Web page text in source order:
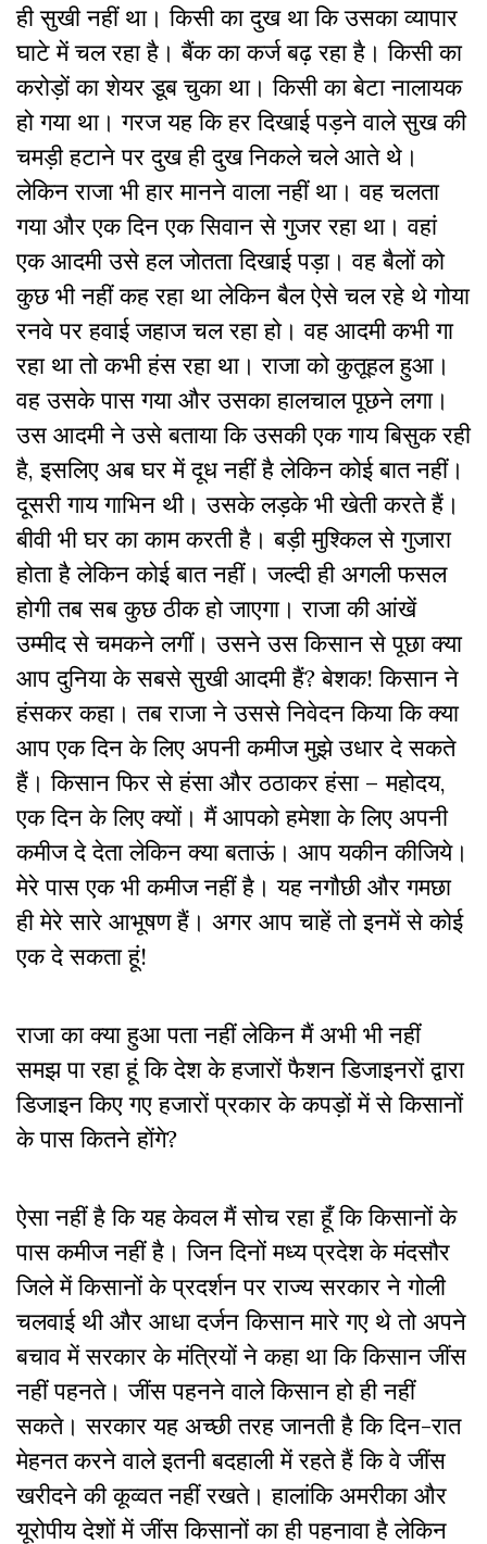
ही सुखी नहीं था। किसी का दुख था कि उसका व्यापार
घाटे में चल रहा है। बैंक का कर्ज बढ़ रहा है। किसी का
करोड़ों का शेयर डूब चुका था। किसी का बेटा नालायक
हो गया था। गरज यह कि हर दिखाई पड़ने वाले सुख की
चमड़ी हटाने पर दुख ही दुख निकले चले आते थे।
लेकिन राजा भी हार मानने वाला नहीं था। वह चलता
गया और एक दिन एक सिवान से गुजर रहा था। वहां
एक आदमी उसे हल जोतता दिखाई पड़ा। वह बैलों को
कुछ भी नहीं कह रहा था लेकिन बैल ऐसे चल रहे थे गोया
रनवे पर हवाई जहाज चल रहा हो। वह आदमी कभी गा
रहा था तो कभी हंस रहा था। राजा को कुतूहल हुआ।
वह उसके पास गया और उसका हालचाल पूछने लगा।
उस आदमी ने उसे बताया कि उसकी एक गाय बिसुक रही
है, इसलिए अब घर में दूध नहीं है लेकिन कोई बात नहीं।
दूसरी गाय गाभिन थी। उसके लड़के भी खेती करते हैं।
बीवी भी घर का काम करती है। बड़ी मुश्किल से गुजारा
होता है लेकिन कोई बात नहीं। जल्दी ही अगली फसल
होगी तब सब कुछ ठीक हो जाएगा। राजा की आंखें
उम्मीद से चमकने लगीं। उसने उस किसान से पूछा क्या
आप दुनिया के सबसे सुखी आदमी हैं? बेशक! किसान ने
हंसकर कहा। तब राजा ने उससे निवेदन किया कि क्या
आप एक दिन के लिए अपनी कमीज मुझे उधार दे सकते
हैं। किसान फिर से हंसा और ठठाकर हंसा – महोदय,
एक दिन के लिए क्यों। मैं आपको हमेशा के लिए अपनी
कमीज दे देता लेकिन क्या बताऊं। आप यकीन कीजिये।
मेरे पास एक भी कमीज नहीं है। यह नगौछी और गमछा
ही मेरे सारे आभूषण हैं। अगर आप चाहें तो इनमें से कोई
एक दे सकता हूं!
राजा का क्या हुआ पता नहीं लेकिन मैं अभी भी नहीं
समझ पा रहा हूं कि देश के हजारों फैशन डिजाइनरों द्वारा
डिजाइन किए गए हजारों प्रकार के कपड़ों में से किसानों
के पास कितने होंगे?
ऐसा नहीं है कि यह केवल मैं सोच रहा हूँ कि किसानों के
पास कमीज नहीं है। जिन दिनों मध्य प्रदेश के मंदसौर
जिले में किसानों के प्रदर्शन पर राज्य सरकार ने गोली
चलवाई थी और आधा दर्जन किसान मारे गए थे तो अपने
बचाव में सरकार के मंत्रियों ने कहा था कि किसान जींस
नहीं पहनते। जींस पहनने वाले किसान हो ही नहीं
सकते। सरकार यह अच्छी तरह जानती है कि दिन-रात
मेहनत करने वाले इतनी बदहाली में रहते हैं कि वे जींस
खरीदने की कूव्वत नहीं रखते। हालांकि अमरीका और
यूरोपीय देशों में जींस किसानों का ही पहनावा है लेकिन